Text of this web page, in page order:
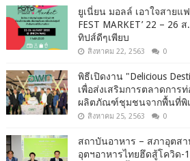
ยูเนี่ยน มอลล์ เอาใจสายแฟ
FEST MARKET’ 22 –
ทิปส์ดีๆเพียบ
สิงหาคม 22, 2563 0
พิธีเปิดงาน "Delicious
เพื่อส่งเสริมการตลาดการ
ผลิตภัณฑ์ชุมชนจากพื้นที่พิ
สิงหาคม 25, 2563 0
สถาบันอาหาร – สภาอุตส
อุตฯอาหารไทยฮึดสู้โควิด-